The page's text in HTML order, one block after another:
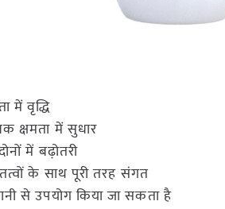
में वृद्धि
क्षमता में सुधार
में बढ़ोतरी
के साथ पूरी तरह संगत
से उपयोग किया जा सकता है